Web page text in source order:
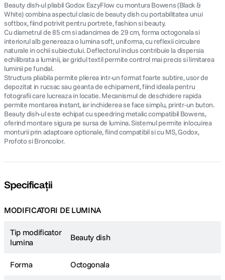
Beauty dish-ul pliabil Godox EazyFlow cu montura Bowens (Black &
White) combina aspectul clasic de beauty dish cu portabilitatea unui
softbox, fiind potrivit pentru portrete, fashion si beauty.
Cu diametrul de 85 cm si adancimea de 29 cm, forma octogonala si
interiorul alb genereaza o lumina soft, uniforma, cu reflexii circulare
naturale in ochii subiectului. Deflectorul inclus contribuie la dispersia
echilibrata a luminii, iar gridul textil permite control mai precis si limitarea
luminii pe fundal.
Structura pliabila permite plierea intr-un format foarte subtire, usor de
depozitat in rucsac sau geanta de echipament, fiind ideala pentru
fotografii care lucreaza in locatie. Mecanismul de deschidere rapida
permite montarea instant, iar inchiderea se face simplu, printr-un buton.
Beauty dish-ul este echipat cu speedring metalic compatibil Bowens,
oferind montare sigura pe sursa de lumina. Sistemul permite inlocuirea
monturii prin adaptoare optionale, fiind compatibil si cu MS, Godox,
Profoto si Broncolor.
Specificații
MODIFICATORI DE LUMINA
Tip modificator
lumina
Beauty dish
Forma Octogonala